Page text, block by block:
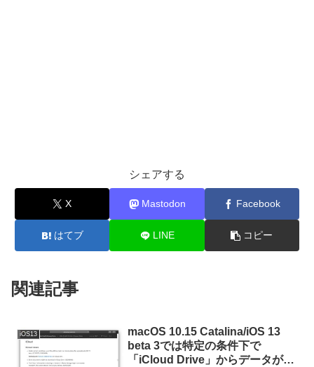
シェアする
X Mastodon Facebook
はてブ LINE コピー
関連記事
iOS13
macOS 10.15 Catalina/iOS 13
beta 3では特定の条件下で
「iCloud Drive」からデータが消